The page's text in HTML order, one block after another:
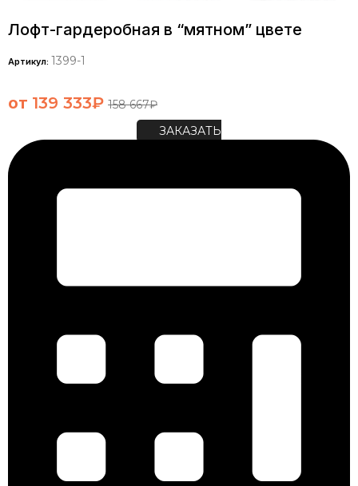
Лофт-гардеробная в “мятном” цвете
Артикул: 1399-1
от 139 333₽ 158 667₽
ЗАКАЗАТЬ